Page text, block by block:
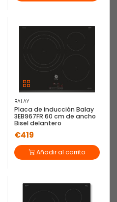
BALAY
Placa de inducción Balay
3EB967FR 60 cm de ancho
Bisel delantero
€419
Añadir al carrito